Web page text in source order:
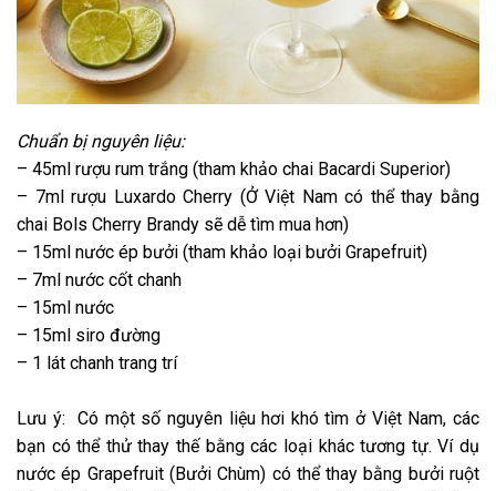
Chuẩn bị nguyên liệu:
– 45ml rượu rum trắng (tham khảo chai Bacardi Superior)
– 7ml rượu Luxardo Cherry (Ở Việt Nam có thể thay bằng
chai Bols Cherry Brandy sẽ dễ tìm mua hơn)
– 15ml nước ép bưởi (tham khảo loại bưởi Grapefruit)
– 7ml nước cốt chanh
– 15ml nước
– 15ml siro đường
– 1 lát chanh trang trí
Lưu ý: Có một số nguyên liệu hơi khó tìm ở Việt Nam, các
bạn có thể thử thay thế bằng các loại khác tương tự. Ví dụ
nước ép Grapefruit (Bưởi Chùm) có thể thay bằng bưởi ruột